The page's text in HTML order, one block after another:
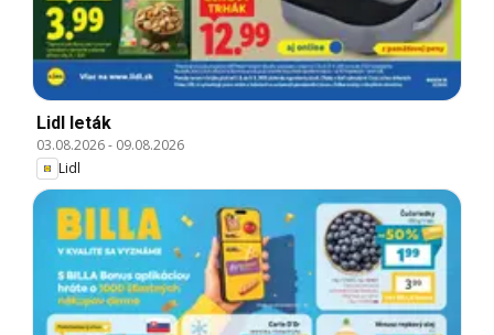
Lidl leták
03.08.2026- 09.08.2026
Lidl